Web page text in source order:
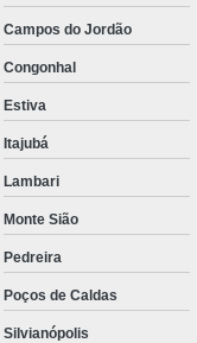
Campos do Jordão
Congonhal
Estiva
Itajubá
Lambari
Monte Sião
Pedreira
Poços de Caldas
Silvianópolis